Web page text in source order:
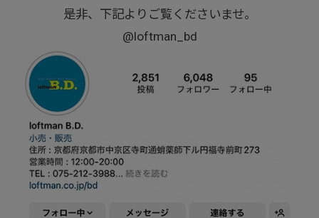
是非、下記よりご覧くださいませ。
@loftman_bd